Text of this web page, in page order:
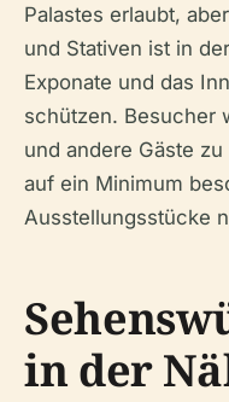
Palastes erlaubt,
und Stativen ist in
Exponate und das
schützen. Besucher
und andere Gäste
auf ein Minimum
Ausstellungsstücke
in der